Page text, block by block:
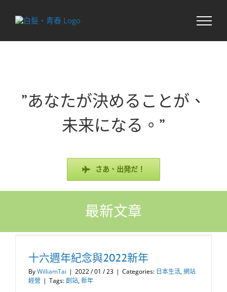
content
”あなたが決めることが、
未来になる。”
さあ、出発だ！
最新文章
十六週年紀念與2022新年
ByWilliamTai | 2022 / 01 / 23 | Categories: 日本生活,網站
經營 | Tags:創站,新年